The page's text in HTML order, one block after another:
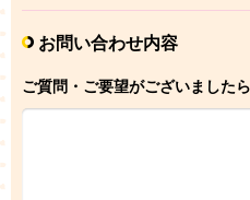
お問い合わせ内容
ご質問・ご要望がございました